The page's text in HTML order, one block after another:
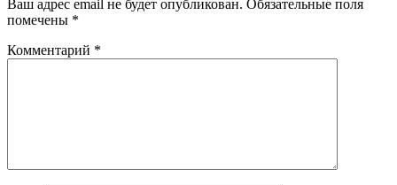
Ваш адрес email не будет опубликован. Обязательные поля
помечены *
Комментарий *